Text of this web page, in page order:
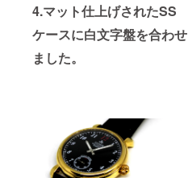
4.マット仕上げされたSS
ケースに白文字盤を合わせ
ました。